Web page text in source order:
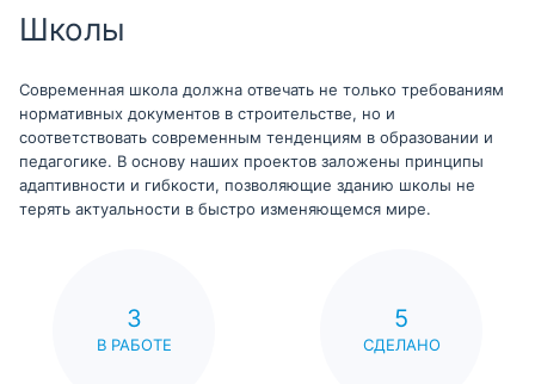
Школы
Современная школа должна отвечать не только требованиям
нормативных документов в строительстве, но и
соответствовать современным тенденциям в образовании и
педагогике. В основу наших проектов заложены принципы
адаптивности и гибкости, позволяющие зданию школы не
терять актуальности в быстро изменяющемся мире.
3
В РАБОТЕ
5
СДЕЛАНО